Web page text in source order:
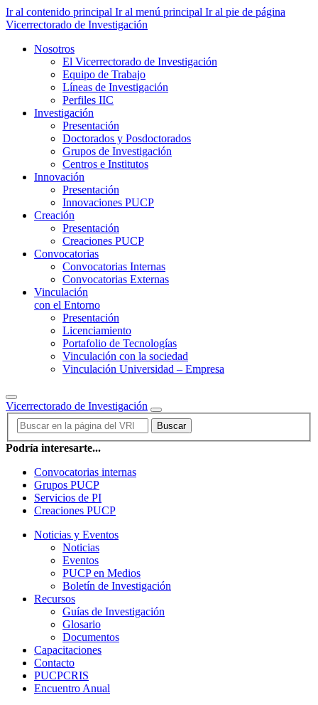
Ir al contenido principal Ir al menú principal Ir al pie de página
Vicerrectorado de Investigación
Nosotros
El Vicerrectorado de Investigación
Equipo de Trabajo
Líneas de Investigación
Perfiles IIC
Investigación
Presentación
Doctorados y Posdoctorados
Grupos de Investigación
Centros e Institutos
Innovación
Presentación
Innovaciones PUCP
Creación
Presentación
Creaciones PUCP
Convocatorias
Convocatorias Internas
Convocatorias Externas
Vinculación
con el Entorno
Presentación
Licenciamiento
Portafolio de Tecnologías
Vinculación con la sociedad
Vinculación Universidad – Empresa
Vicerrectorado de Investigación
Buscar
Podría interesarte...
Convocatorias internas
Grupos PUCP
Servicios de PI
Creaciones PUCP
Noticias y Eventos
Noticias
Eventos
PUCP en Medios
Boletín de Investigación
Recursos
Guías de Investigación
Glosario
Documentos
Capacitaciones
Contacto
PUCPCRIS
Encuentro Anual